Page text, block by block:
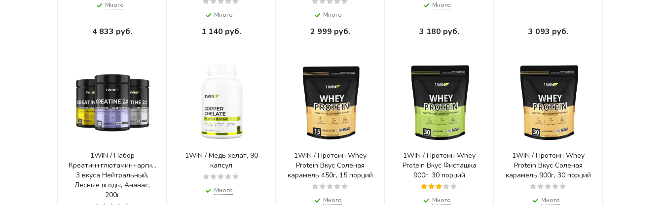
Много
4 833 руб.
Много
1 140 руб.
Много
2 999 руб.
Много
3 180 руб. 3 093 руб.
1WIN / Набор
Креатин+глютамин+аргинин
3 вкуса Нейтральный,
Лесные ягоды, Ананас,
200г
1WIN / Медь хелат, 90
капсул
Много
1WIN / Протеин Whey
Protein Вкус Соленая
карамель 450г, 15 порций
Много
1WIN / Протеин Whey
Protein Вкус Фисташка
900г, 30 порций
Много
1WIN / Протеин Whey
Protein Вкус Соленая
карамель 900г, 30 порций
Много